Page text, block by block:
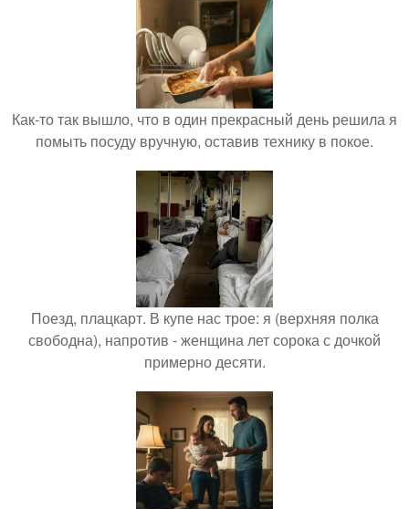
Как-то так вышло, что в один прекрасный день решила я
помыть посуду вручную, оставив технику в покое.
Поезд, плацкарт. В купе нас трое: я (верхняя полка
свободна), напротив - женщина лет сорока с дочкой
примерно десяти.